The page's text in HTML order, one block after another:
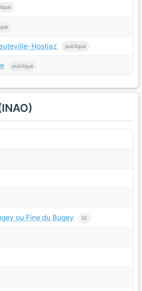
Hostiaz publique
publique
ou Fine du Bugey IG